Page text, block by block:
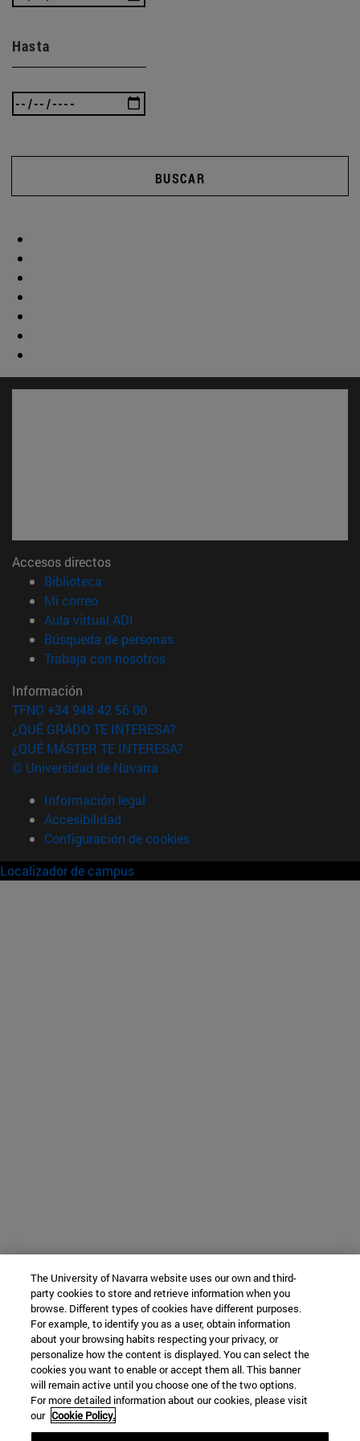
Hasta
BUSCAR
Accesos directos
Biblioteca
Mi correo(abre en nueva ventana)
Aula virtual ADI
Búsqueda de personas(abre en nueva ventana)
Trabaja con nosotros(abre en nueva ventana)
Información
TFNO +34 948 42 56 00
¿QUÉ GRADO TE INTERESA?
¿QUÉ MÁSTER TE INTERESA?
© Universidad de Navarra
Información legal
Accesibilidad
Configuración de cookies
Localizador de campus
The University of Navarra website uses our own and third-
party cookies to store and retrieve information when you
browse. Different types of cookies have different purposes.
For example, to identify you as a user, obtain information
about your browsing habits respecting your privacy, or
personalize how the content is displayed. You can select the
cookies you want to enable or accept them all. This banner
will remain active until you choose one of the two options.
For more detailed information about our cookies, please visit
our Cookie Policy.